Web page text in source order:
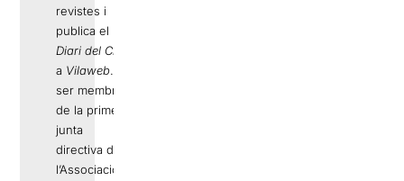
revistes i
publica el
Diari del Circ
a Vilaweb. Va
ser membre
de la primera
junta
directiva de
l’Associació